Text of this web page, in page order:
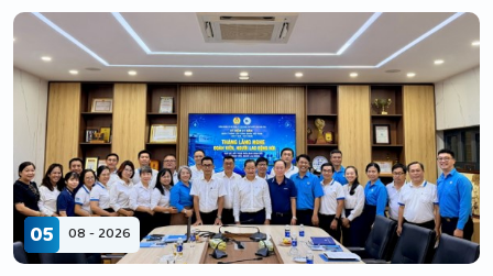
05 08 - 2026